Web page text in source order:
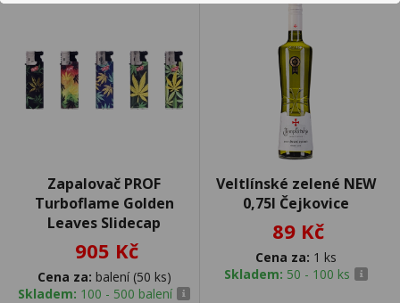
Zapalovač PROF
Turboflame Golden
Leaves Slidecap
905 Kč
Cena za: balení (50 ks)
Skladem: 100 - 500 balení
Veltlínské zelené NEW
0,75l Čejkovice
89 Kč
Cena za: 1 ks
Skladem: 50 - 100 ks